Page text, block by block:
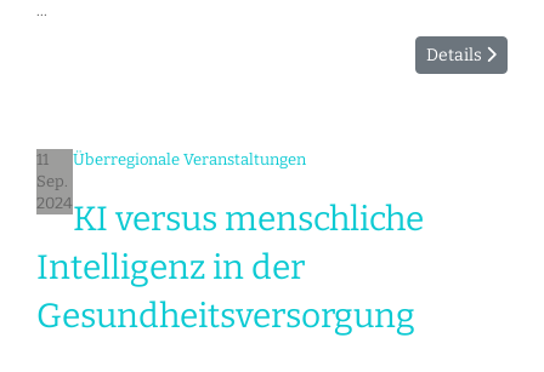
...
Details
11
Sep.
2024
Überregionale Veranstaltungen
KI versus menschliche
Intelligenz in der
Gesundheitsversorgung